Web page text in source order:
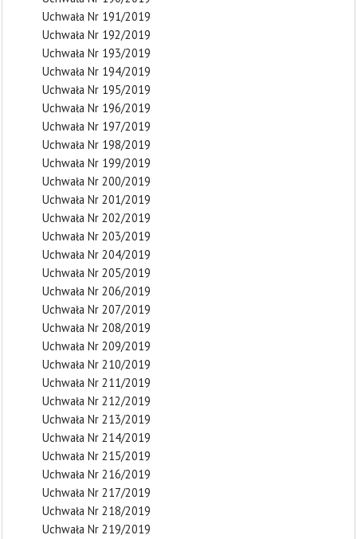
Uchwała Nr 191/2019
Uchwała Nr 192/2019
Uchwała Nr 193/2019
Uchwała Nr 194/2019
Uchwała Nr 195/2019
Uchwała Nr 196/2019
Uchwała Nr 197/2019
Uchwała Nr 198/2019
Uchwała Nr 199/2019
Uchwała Nr 200/2019
Uchwała Nr 201/2019
Uchwała Nr 202/2019
Uchwała Nr 203/2019
Uchwała Nr 204/2019
Uchwała Nr 205/2019
Uchwała Nr 206/2019
Uchwała Nr 207/2019
Uchwała Nr 208/2019
Uchwała Nr 209/2019
Uchwała Nr 210/2019
Uchwała Nr 211/2019
Uchwała Nr 212/2019
Uchwała Nr 213/2019
Uchwała Nr 214/2019
Uchwała Nr 215/2019
Uchwała Nr 216/2019
Uchwała Nr 217/2019
Uchwała Nr 218/2019
Uchwała Nr 219/2019